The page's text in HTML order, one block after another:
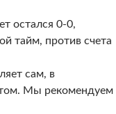
остался 0-0,
тайм, против счета
сам, в
Мы рекомендуем